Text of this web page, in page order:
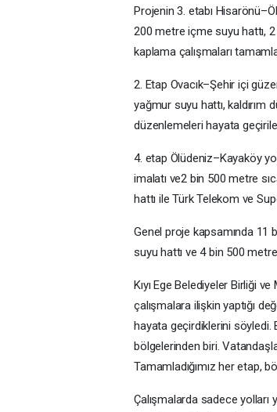
Projenin 3. etabı
200 metre içme suyu hattı,
kaplama çalışmaları
2. Etap Ovacık–Şehir içi
yağmur suyu hattı, kaldırım
düzenlemeleri hayata
4. etap Ölüdeniz–Kayaköy
imalatı ve2 bin 500 metre
hattı ile Türk Telekom ve
Genel proje kapsamında
suyu hattı ve 4 bin 500
Kıyı Ege Belediyeler Birliği
çalışmalara ilişkin yaptığı
hayata geçirdiklerini söyledi.
bölgelerinden biri.
Tamamladığımız her etap,
Çalışmalarda sadece yolları